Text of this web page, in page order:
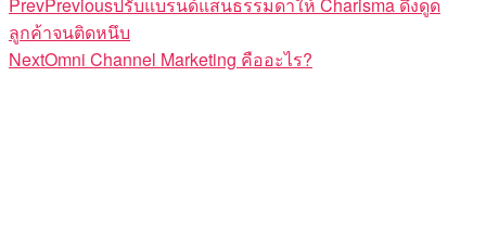
PrevPreviousปรับแบรนด์แสนธรรมดาให้ Charisma ดึงดูด
ลูกค้าจนติดหนึบ
NextOmni Channel Marketing คืออะไร?